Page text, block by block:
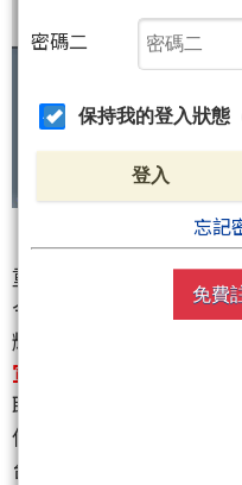
重點！
今天CES展上
輝達執行長黃仁勳
宣布將與聯發科合作研
聯發科股價應聲大漲！
但
台積電股價卻開高走低？
密碼二
保持我的登入狀態
登入
忘記
免費